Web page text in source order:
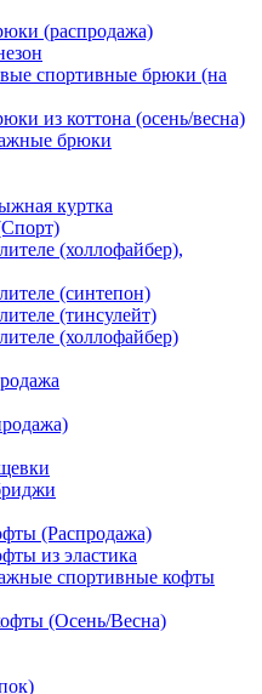
(распродажа)
спортивные брюки (на
из коттона (осень/весна)
брюки
куртка
(холлофайбер),
(синтепон)
(тинсулейт)
(холлофайбер)
(Распродажа)
из эластика
спортивные кофты
(Осень/Весна)